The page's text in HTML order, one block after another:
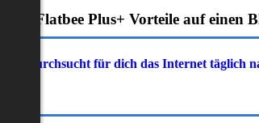
Flatbee Plus+ Vorteile auf einen
durchsucht für dich das Internet täglich